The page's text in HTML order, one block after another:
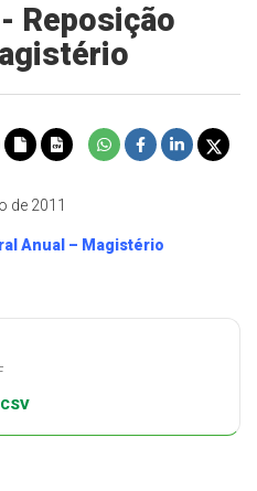
Reposição
de 2011
Anual – Magistério
CSV